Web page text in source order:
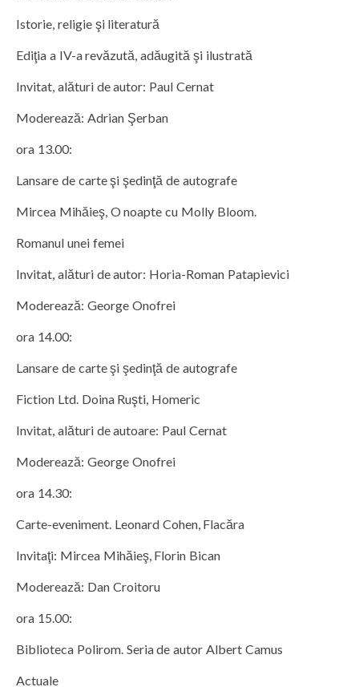
Istorie, religie şi literatură
Ediţia a IV-a revăzută, adăugită şi ilustrată
Invitat, alături de autor: Paul Cernat
Moderează: Adrian Şerban
ora 13.00:
Lansare de carte şi şedinţă de autografe
Mircea Mihăieş, O noapte cu Molly Bloom.
Romanul unei femei
Invitat, alături de autor: Horia-Roman Patapievici
Moderează: George Onofrei
ora 14.00:
Lansare de carte şi şedinţă de autografe
Fiction Ltd. Doina Ruşti, Homeric
Invitat, alături de autoare: Paul Cernat
Moderează: George Onofrei
ora 14.30:
Carte-eveniment. Leonard Cohen, Flacăra
Invitaţi: Mircea Mihăieş, Florin Bican
Moderează: Dan Croitoru
ora 15.00:
Biblioteca Polirom. Seria de autor Albert Camus
Actuale